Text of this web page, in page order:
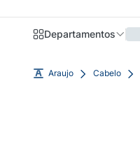
Departamentos
Araujo Cabelo